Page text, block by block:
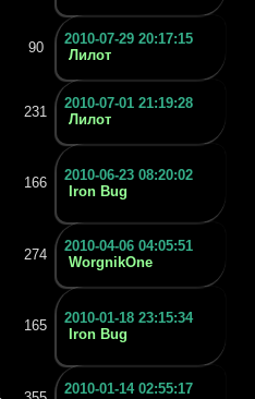
90
2010-07-29 20:17:15
Лилот
231
2010-07-01 21:19:28
Лилот
166
2010-06-23 08:20:02
Iron Bug
274
2010-04-06 04:05:51
WorgnikOne
165
2010-01-18 23:15:34
Iron Bug
2010-01-14 02:55:17